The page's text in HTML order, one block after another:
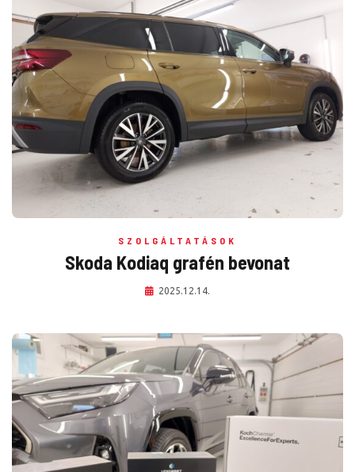
SZOLGÁLTATÁSOK
Skoda Kodiaq grafén bevonat
2025.12.14.